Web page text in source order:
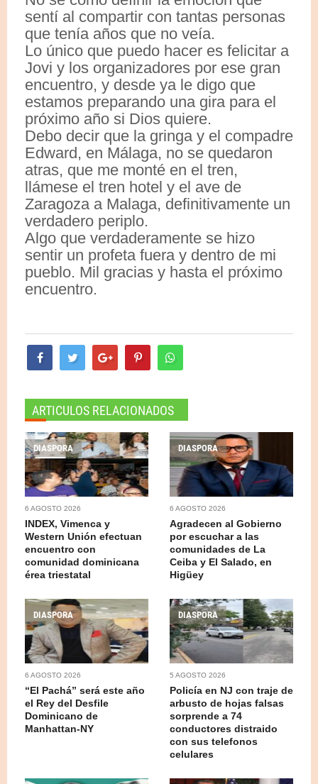
sentí al compartir con tantas personas
que tenía años que no veía.
Lo único que puedo hacer es felicitar a
Jovi y los organizadores por ese gran
encuentro, y desde ya le digo que
estamos preparando una gira para el
próximo año si Dios quiere.
Debo decir que la gringa y el compadre
Edward, en Málaga, no se quedaron
atras, que me monté en el tren,
llámese el tren hotel y el ave de
Zaragoza a Malaga, definitivamente un
verdadero periplo.
Algo que verdaderamente se hizo
sentir un profeta fuera y dentro de mi
pueblo. Mil gracias y hasta el próximo
encuentro.
ARTICULOS RELACIONADOS
DIASPORA
6 AGOSTO 2026
INDEX, Vimenca y
Western Unión efectuan
encuentro con
comunidad dominicana
érea triestatal
DIASPORA
6 AGOSTO 2026
Agradecen al Gobierno
por escuchar a las
comunidades de La
Ceiba y El Salado, en
Higüey
DIASPORA
6 AGOSTO 2026
“El Pachá” será este año
el Rey del Desfile
Dominicano de
Manhattan-NY
DIASPORA
5 AGOSTO 2026
Policía en NJ con traje de
arbusto de hojas falsas
sorprende a 74
conductores distraido
con sus telefonos
celulares